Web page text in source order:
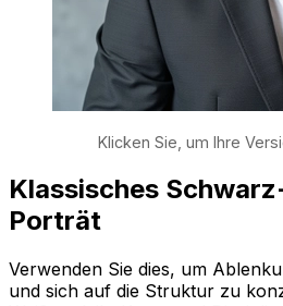
Klicken Sie, um Ihre
Klassisches
Porträt
Verwenden Sie dies, um
und sich auf die Struktur zu